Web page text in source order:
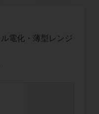
電化・薄型レンジ